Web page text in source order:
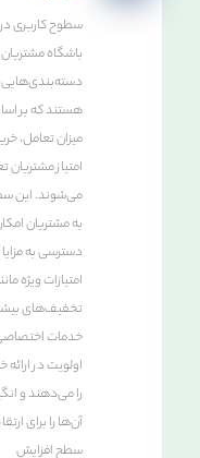
سطوح کاربری در
باشگاه مشتریان،
دسته‌بندی‌هایی
هستند که بر
میزان تعامل،
امتیاز مشتریان
می‌شوند. این
به مشتریان
دسترسی به
امتیازات ویژه
تخفیف‌های
خدمات
اولویت در
را می‌دهند و
آن‌ها را برای
سطح افزایش